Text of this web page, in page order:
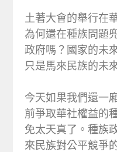
土著大會的舉行在
為何還在種族問題
政府嗎？國家的未
只是馬來民族的未
今天如果我們還一
前爭取華社權益的
免太天真了。種族
來民族對公平競爭